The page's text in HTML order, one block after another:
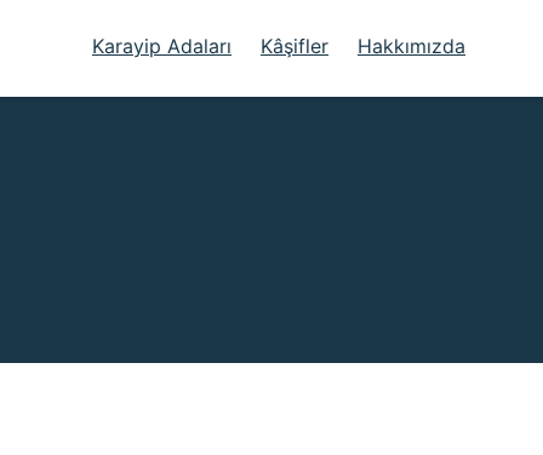
Karayip Adaları Kâşifler Hakkımızda